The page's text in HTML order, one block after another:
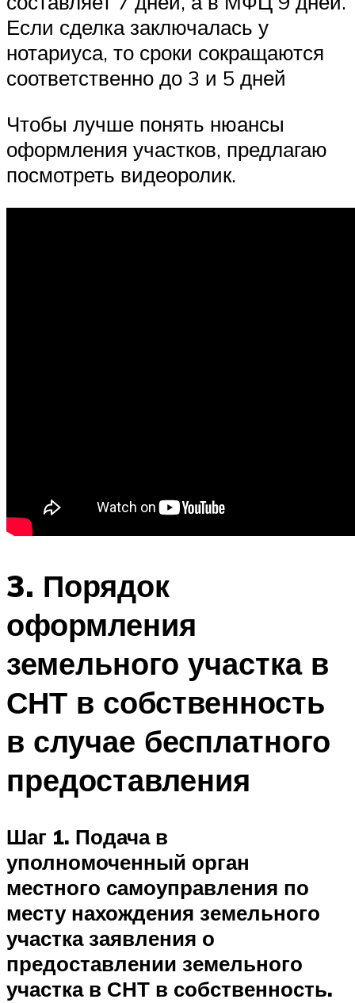
Если сделка заключалась у
нотариуса, то сроки сокращаются
соответственно до 3 и 5 дней
Чтобы лучше понять нюансы
оформления участков, предлагаю
посмотреть видеоролик.
3. Порядок
оформления
земельного участка в
СНТ в собственность
в случае бесплатного
предоставления
Шаг 1. Подача в
уполномоченный орган
местного самоуправления по
месту нахождения земельного
участка заявления о
предоставлении земельного
участка в СНТ в собственность.